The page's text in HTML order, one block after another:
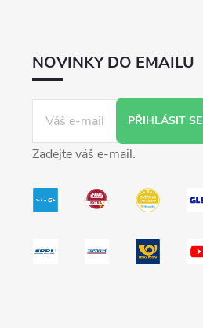
NOVINKY DO EMAILU
PŘIHLÁSIT SE
Zadejte váš e-mail.